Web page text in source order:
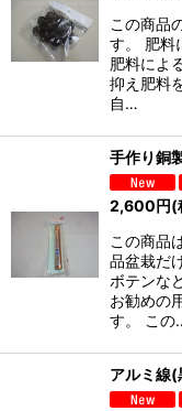
この商品
す。 肥料
肥料によ
抑え肥料
自…
手作り銅
2,600円(
この商品
品盆栽だ
ボテンな
お勧めの
す。 この
アルミ線